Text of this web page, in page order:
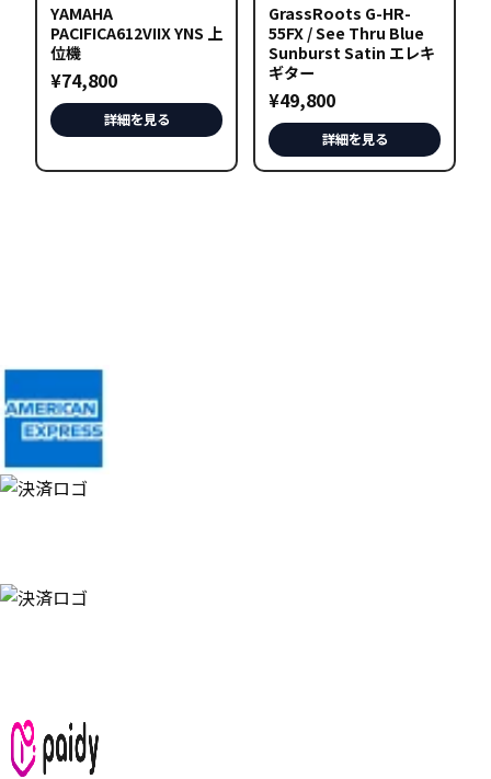
YAMAHA
PACIFICA612VIIX YNS 上
位機
¥74,800
詳細を見る
GrassRoots G-HR-
55FX / See Thru Blue
Sunburst Satin エレキ
ギター
¥49,800
詳細を見る